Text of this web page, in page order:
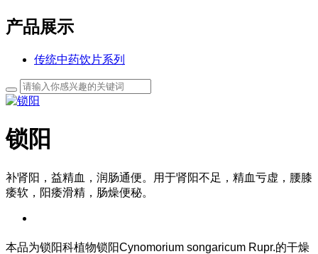
产品展示
传统中药饮片系列
锁阳
补肾阳，益精血，润肠通便。用于肾阳不足，精血亏虚，腰膝
痿软，阳痿滑精，肠燥便秘。
本品为锁阳科植物锁阳Cynomorium songaricum Rupr.的干燥